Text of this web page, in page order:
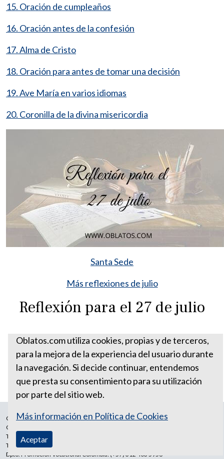
15. Oración de cumpleaños
16. Oración antes de la confesión
17. Alma de Cristo
18. Oración para antes de tomar una decisión
19. Ave María en varios idiomas
20. Coronilla de la divina misericordia
Santa Sede
Más reflexiones de julio
Reflexión para el 27 de julio
Oblatos.com utiliza cookies, propias y de terceros,
para la mejora de la experiencia del usuario durante
la navegación. Si decide continuar, entendemos
que presta su consentimiento para su utilización
por parte del sitio web.
Más información en Política de Cookies
Aceptar
Correo Ecuador:vocaoblatos@hotmail.com
Correo Colombia:
Teléfono Ecuador: +593988315938
Teléfono Colombia: +57 601 249 3414
Dpto. Promoción Vocacional Colombia: (+57) 312 403 5956